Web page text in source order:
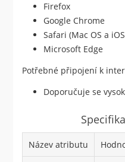
Firefox
Google Chrome
Safari (Mac OS a
Microsoft Edge
Potřebné připojení k
Doporučuje se
Název atributu